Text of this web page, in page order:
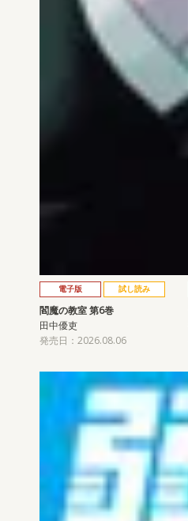
電子版 試し読み
閻魔の教室 第6巻
田中優吏
発売日：2026.08.06